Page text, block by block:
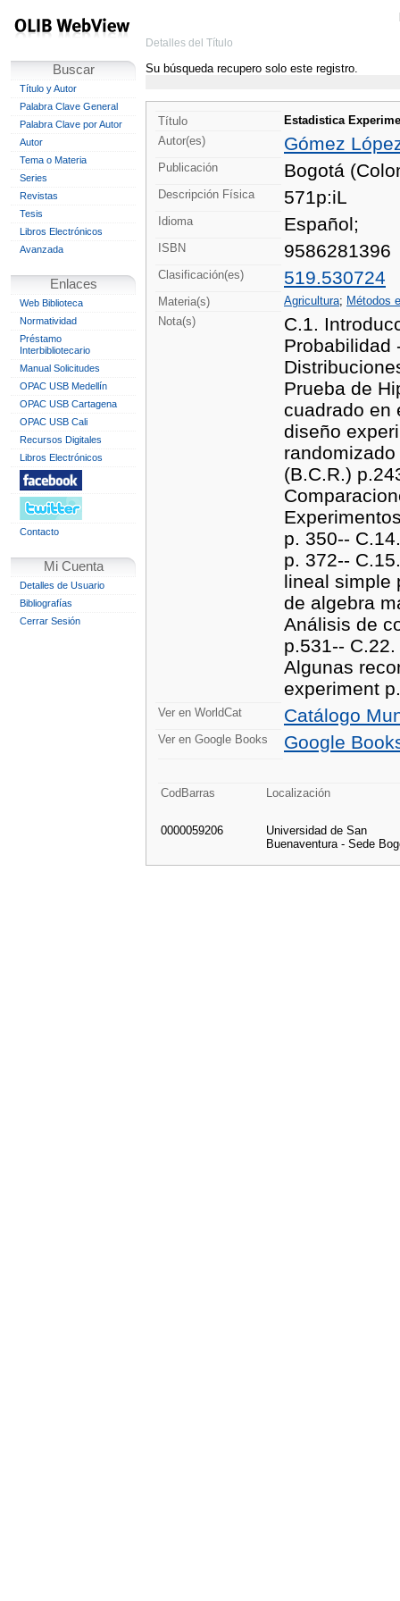
Buscar
Título y Autor
Palabra Clave General
Palabra Clave por Autor
Autor
Tema o Materia
Series
Revistas
Tesis
Libros Electrónicos
Avanzada
Enlaces
Web Biblioteca
Normatividad
Préstamo
Interbibliotecario
Manual Solicitudes
OPAC USB Medellín
OPAC USB Cartagena
OPAC USB Cali
Recursos Digitales
Libros Electrónicos
Contacto
Mi Cuenta
Detalles de Usuario
Bibliografías
Cerrar Sesión
Detalles del Título
Su búsqueda recupero solo este registro.
Título
Estadistica
Autor(es)
Gómez
Publicación Bogotá
Descripción Física 571p:iL
Idioma Español;
ISBN 9586281396
Clasificación(es) 519.530724
Materia(s) Agricultura; Métodos
Nota(s)
C.1.
Probabilidad
Prueba de
cuadrado en
diseño
(B.C.R.)
p. 350--
p. 372--
lineal simple
de algebra
Análisis de
p.531--
Algunas
experiment
Ver en WorldCat Catálogo
Ver en Google Books Google
CodBarras Localización
0000059206
Universidad de San
Buenaventura - Sede